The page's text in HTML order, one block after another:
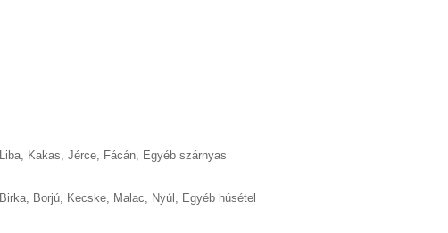
Liba, Kakas, Jérce, Fácán, Egyéb szárnyas
Birka, Borjú, Kecske, Malac, Nyúl , Egyéb húsétel